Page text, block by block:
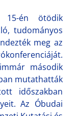
15-én ötödik
tudományos
meg az
második
mutathatták
időszakban
Az Óbudai